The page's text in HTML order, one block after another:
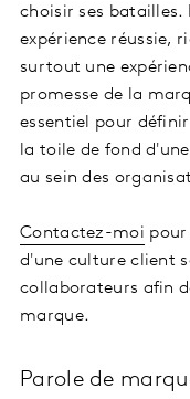
choisir ses
expérience réussie,
surtout une
promesse de la
essentiel pour
la toile de fond
au sein des
Contactez-moi pour
d'une culture client
collaborateurs afin
marque.
Parole de